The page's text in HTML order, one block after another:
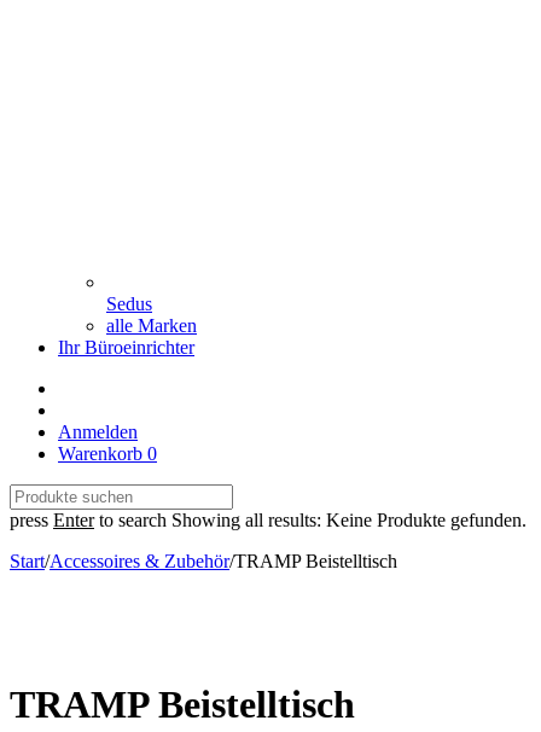
Sedus
alle Marken
Ihr Büroeinrichter
Anmelden
Warenkorb 0
press Enterto search Showing all results: Keine Produkte gefunden.
Start/Accessoires & Zubehör/TRAMP Beistelltisch
TRAMP Beistelltisch